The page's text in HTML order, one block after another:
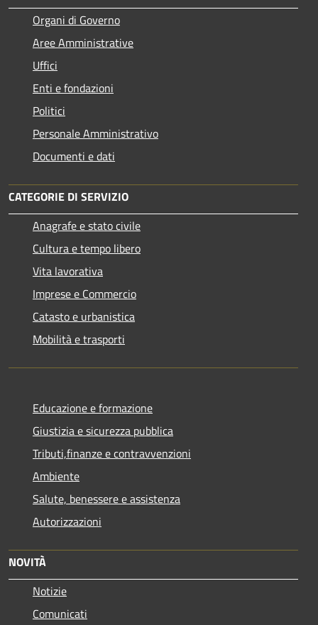
Organi di Governo
Aree Amministrative
Uffici
Enti e fondazioni
Politici
Personale Amministrativo
Documenti e dati
CATEGORIE DI SERVIZIO
Anagrafe e stato civile
Cultura e tempo libero
Vita lavorativa
Imprese e Commercio
Catasto e urbanistica
Mobilità e trasporti
Educazione e formazione
Giustizia e sicurezza pubblica
Tributi,finanze e contravvenzioni
Ambiente
Salute, benessere e assistenza
Autorizzazioni
NOVITÀ
Notizie
Comunicati